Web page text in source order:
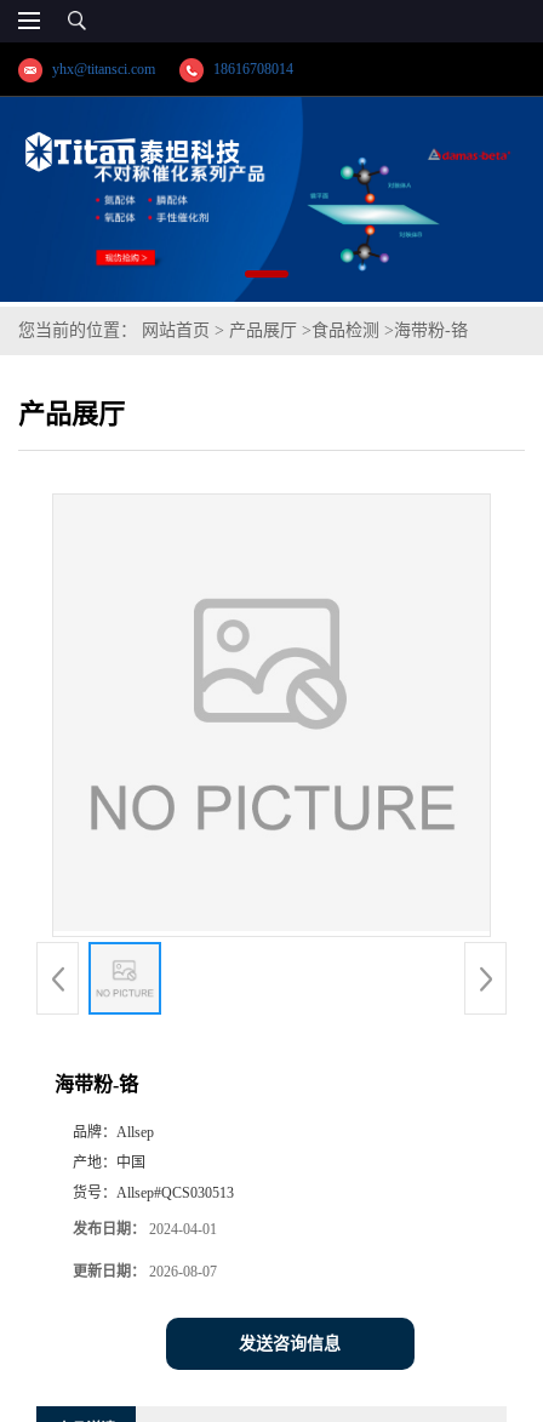
yhx@titansci.com 18616708014
您当前的位置： 网站首页 > 产品展厅 >食品检测 >海带粉-铬
产品展厅
海带粉-铬
品牌： Allsep
产地： 中国
货号： Allsep#QCS030513
发布日期： 2024-04-01
更新日期： 2026-08-07
发送咨询信息